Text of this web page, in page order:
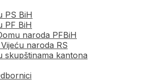
PS BiH
PF BiH
naroda PFBiH
naroda RS
skupštinama kantona